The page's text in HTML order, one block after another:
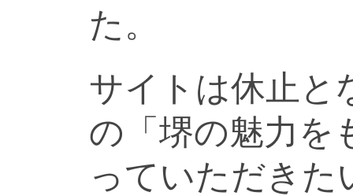
た。
サイトは休止と
の「堺の魅力を
っていただきた